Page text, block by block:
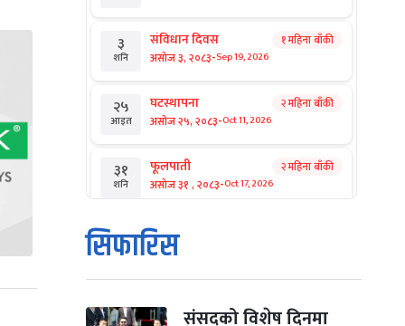
३
शनि
संविधान दिवस
असोज ३, २०८३-Sep 19, 2026
१ महिना बाँकी
२५
आइत
घटस्थापना
असोज २५, २०८३-Oct 11, 2026
२ महिना बाँकी
३१
शनि
फूलपाती
असोज ३१ , २०८३-Oct 17, 2026
२ महिना बाँकी
१
आइत
कार्तिक सङ्क्रान्ति
कार्तिक १, २०८३
मंगल कार्तिक ३, २०८३-Oct 20, 2026
सिफारिस
संसद्को विशेष दिनमा